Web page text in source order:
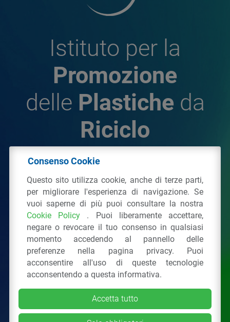
Istituto per la
Promozione
delle Plastiche da
Riciclo
Plastiche da Riciclo
C.F. 97381090154
Via San Vittore 36 20123Milano (MI)
Tel.: 02 43928225.
Tutti i diritti riservati Privacy Policy &Cookie
Consenso Cookie
Questo sito utilizza cookie, anche di terze parti,
per migliorare l'esperienza di navigazione. Se
vuoi saperne di più puoi consultare la nostra
Cookie Policy . Puoi liberamente accettare,
negare o revocare il tuo consenso in qualsiasi
momento accedendo al pannello delle
preferenze nella pagina privacy. Puoi
acconsentire all'uso di queste tecnologie
acconsentendo a questa informativa.
Accetta tutto